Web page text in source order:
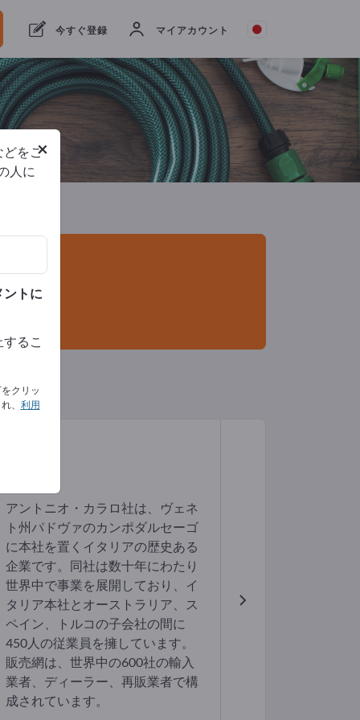
今すぐ登録 マイアカウント
輸出業者 8 メーカー
アントニオ・カラロ社は、ヴェネ
ト州パドヴァのカンポダルセーゴ
に本社を置くイタリアの歴史ある
企業です。同社は数十年にわたり
世界中で事業を展開しており、イ
タリア本社とオーストラリア、ス
ペイン、トルコの子会社の間に
450人の従業員を擁しています。
販売網は、世界中の600社の輸入
業者、ディーラー、再販業者で構
成されています。
×
どをご
人に
ントに
るこ
クリッ
、 利用